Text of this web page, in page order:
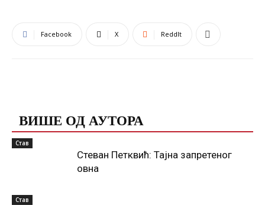
Facebook X ReddIt
ВИШЕ ОД АУТОРА
Став
Стеван Петквић: Тајна запретеног
овна
Став